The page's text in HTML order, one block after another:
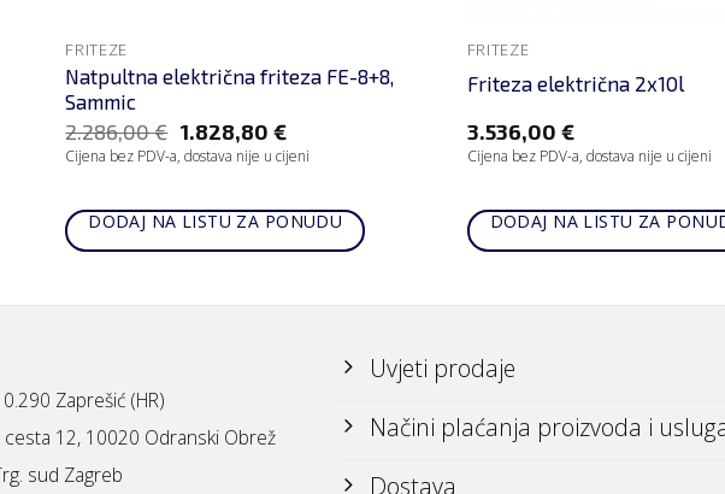
FRITEZE
Natpultna električna friteza FE-8+8,
Sammic
2.286,00€ 1.828,80 €
Cijena bez PDV-a, dostava nije u cijeni
DODAJ NA LISTU ZA PONUDU
FRITEZE
Friteza električna 2x10l
3.536,00 €
Cijena bez PDV-a, dostava nije u cijeni
DODAJ NA LISTU ZA
Zaprešić (HR)
cesta 12, 10020 Odranski Obrež
sud Zagreb
Uvjeti prodaje
Načini plaćanja proizvoda i
Dostava